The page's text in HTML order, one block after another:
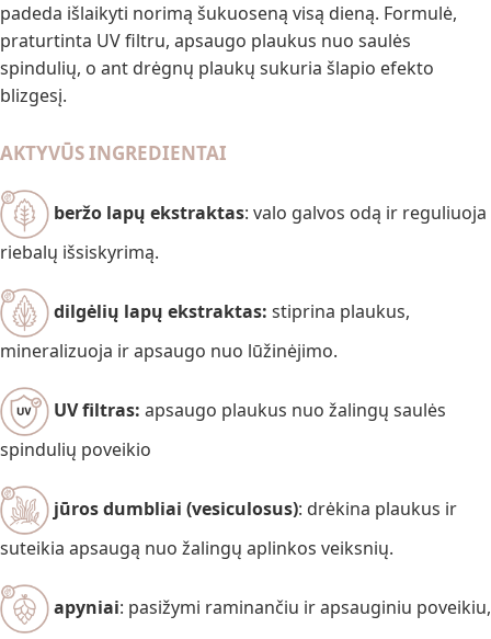
padeda išlaikyti norimą šukuoseną visą dieną. Formulė,
praturtinta UV filtru, apsaugo plaukus nuo saulės
spindulių, o ant drėgnų plaukų sukuria šlapio efekto
blizgesį.
AKTYVŪS INGREDIENTAI
beržo lapų ekstraktas: valo galvos odą ir reguliuoja
riebalų išsiskyrimą.
dilgėlių lapų ekstraktas: stiprina plaukus,
mineralizuoja ir apsaugo nuo lūžinėjimo.
UV filtras: apsaugo plaukus nuo žalingų saulės
spindulių poveikio
jūros dumbliai (vesiculosus): drėkina plaukus ir
suteikia apsaugą nuo žalingų aplinkos veiksnių.
apyniai: pasižymi raminančiu ir apsauginiu poveikiu,